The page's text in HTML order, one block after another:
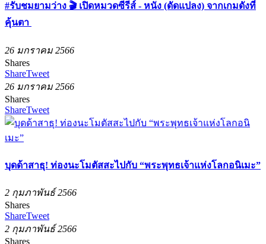
#รับชมยามว่าง 🎬 เปิดหมวดซีรีส์ - หนัง (ดัดแปลง) จากเกมดังที่
คุ้นตา
26 มกราคม 2566
Shares
ShareTweet
26 มกราคม 2566
Shares
ShareTweet
บุดด้าสาธุ! ท่องนะโมตัสสะไปกับ “พระพุทธเจ้าแห่งโลกอนิเมะ”
2 กุมภาพันธ์ 2566
Shares
ShareTweet
2 กุมภาพันธ์ 2566
Shares